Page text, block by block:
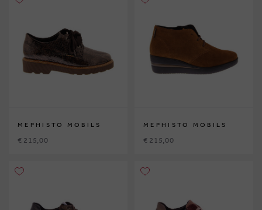
MEPHISTO MOBILS
€ 215,00
MEPHISTO MOBILS
€ 215,00